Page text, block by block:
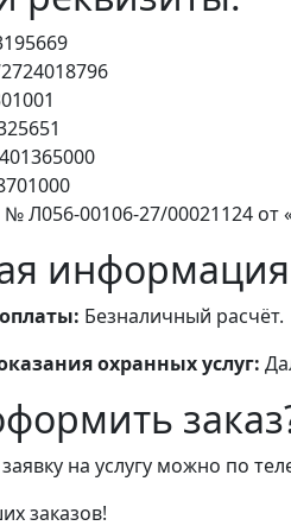
Л056-00106-27/00021124 от
Безналичный расчёт.
охранных услуг:
на услугу можно по
заказов!